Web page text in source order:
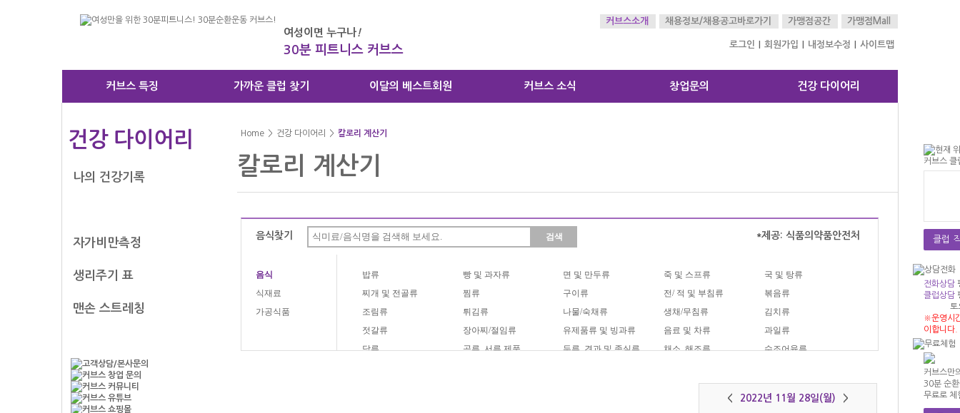
여성이면 누구나!
30분 피트니스 커브스
가맹점Mall
가맹점공간
채용정보/채용공고바로가기
커브스소개
로그인 회원가입 내정보수정 사이트맵
커브스 특징 가까운 클럽 찾기 이달의 베스트회원 커브스 소식 창업문의 건강 다이어리
건강 다이어리
나의 건강기록
자가비만측정
생리주기 표
맨손 스트레칭
Home > 건강 다이어리 > 칼로리 계산기
칼로리 계산기
음식찾기 검색 *제공: 식품의약품안전처
음식
식재료
가공식품
밥류 빵 및 과자류 면 및 만두류 죽 및 스프류
국 및 탕류
찌개 및 전골류
찜류 구이류 전/ 적 및 부침류
볶음류
조림류
튀김류 나물/숙채류 생채/무침류
김치류
젓갈류
장아찌/절임류 유제품류 및 빙과류 음료 및 차류
과일류
당류
곡류, 서류 제품 두류, 견과 및 종실류 채소, 해조류
수조어육류
<
2022년 11월 28일(월) >
클럽
전화상담
클럽상담
토
※운영시
이합니다.
커브스만
30분 순
무료로 체
정*영
010-
커브스 노
이*기
010-
커브스